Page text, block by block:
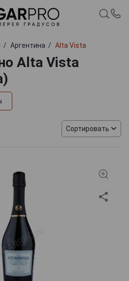
Аргентина Alta Vista
Alta Vista
Сортировать